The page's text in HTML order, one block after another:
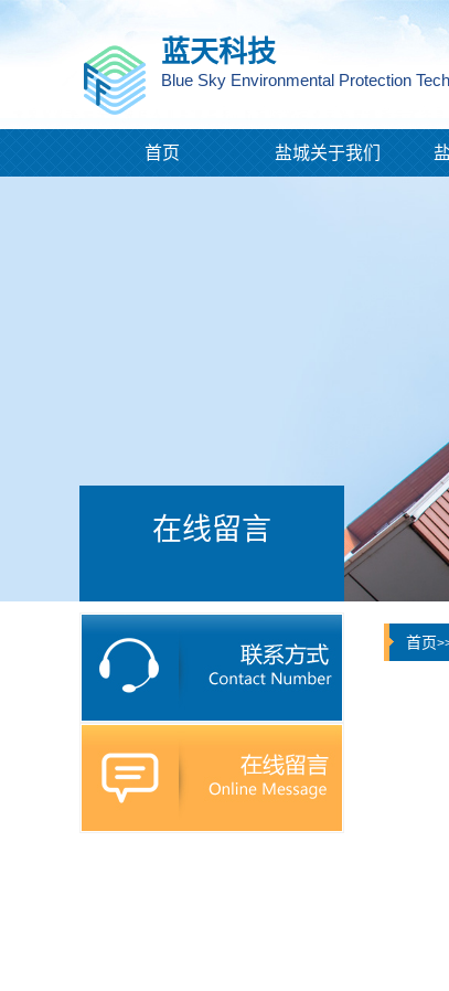
蓝天科技
Blue Sky Environmental Protection
首页 盐城关于我们
在线留言
首页